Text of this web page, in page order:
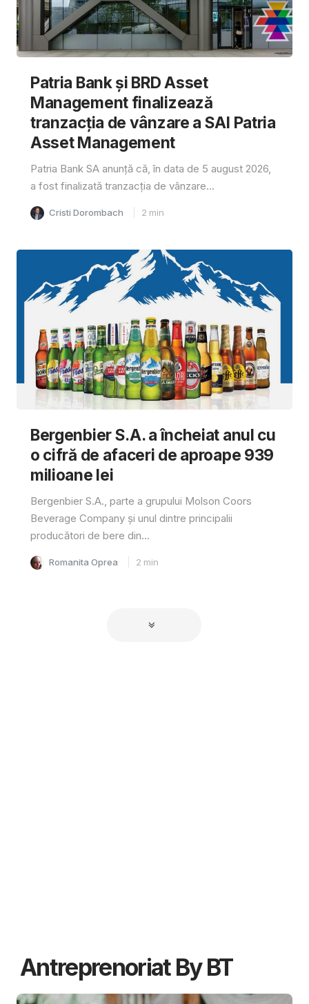
Patria Bank și BRD Asset
Management finalizează
tranzacția de vânzare a SAI Patria
Asset Management
Patria Bank SA anunță că, în data de 5 august 2026,
a fost finalizată tranzacția de vânzare...
Cristi Dorombach 2 min
Bergenbier S.A. a încheiat anul cu
o cifră de afaceri de aproape 939
milioane lei
Bergenbier S.A., parte a grupului Molson Coors
Beverage Company și unul dintre principalii
producători de bere din...
Romanita Oprea 2 min
Antreprenoriat By BT